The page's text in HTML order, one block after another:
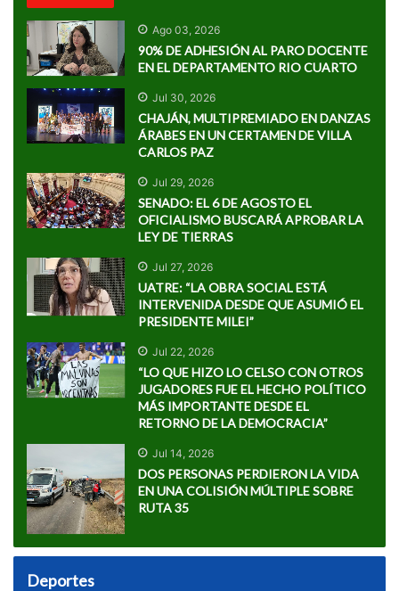
Ago 03, 2026
90% DE ADHESIÓN AL PARO DOCENTE
EN EL DEPARTAMENTO RIO CUARTO
Jul 30, 2026
CHAJÁN, MULTIPREMIADO EN DANZAS
ÁRABES EN UN CERTAMEN DE VILLA
CARLOS PAZ
Jul 29, 2026
SENADO: EL 6 DE AGOSTO EL
OFICIALISMO BUSCARÁ APROBAR LA
LEY DE TIERRAS
Jul 27, 2026
UATRE: “LA OBRA SOCIAL ESTÁ
INTERVENIDA DESDE QUE ASUMIÓ EL
PRESIDENTE MILEI”
Jul 22, 2026
“LO QUE HIZO LO CELSO CON OTROS
JUGADORES FUE EL HECHO POLÍTICO
MÁS IMPORTANTE DESDE EL
RETORNO DE LA DEMOCRACIA”
Jul 14, 2026
DOS PERSONAS PERDIERON LA VIDA
EN UNA COLISIÓN MÚLTIPLE SOBRE
RUTA 35
Deportes